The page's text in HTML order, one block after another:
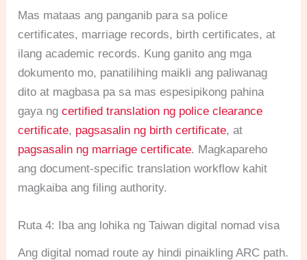
Mas mataas ang panganib para sa police
certificates, marriage records, birth certificates, at
ilang academic records. Kung ganito ang mga
dokumento mo, panatilihing maikli ang paliwanag
dito at magbasa pa sa mas espesipikong pahina
gaya ngcertified translation ng police clearance
certificate, pagsasalin ng birth certificate, at
pagsasalin ng marriage certificate. Magkapareho
ang document-specific translation workflow kahit
magkaiba ang filing authority.
Ruta 4: Iba ang lohika ng Taiwan digital nomad visa
Ang digital nomad route ay hindi pinaikling ARC path.